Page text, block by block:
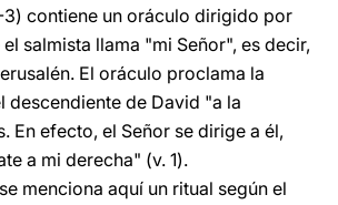
3) contiene un oráculo dirigido por
salmista llama "mi Señor", es decir,
El oráculo proclama la
descendiente de David "a la
En efecto, el Señor se dirige a él,
a mi derecha" (v. 1).
menciona aquí un ritual según el